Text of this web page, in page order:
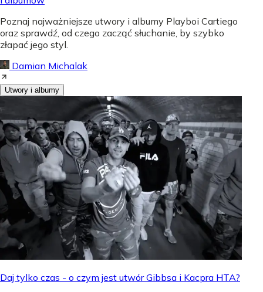
Poznaj najważniejsze utwory i albumy Playboi Cartiego
oraz sprawdź, od czego zacząć słuchanie, by szybko
złapać jego styl.
Damian Michalak
Utwory i albumy
Daj tylko czas - o czym jest utwór Gibbsa i Kacpra HTA?